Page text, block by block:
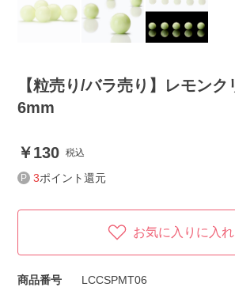
【粒売り/バラ売り】レモン
6mm
130 税込
3ポイント還元
お気に入りに入
商品番号 LCCSPMT06